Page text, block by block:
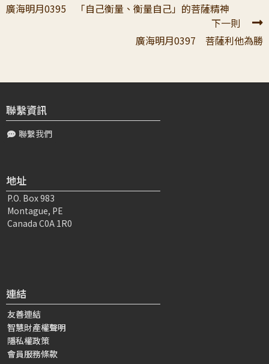
10-12行的师父开示。在394讲，师父的开示引用了佛陀的
張〇〇2022-01-23 03:48:13
感恩老師帶著弟子學習從公案中認識菩薩，體會祂背後的真
孫〇〇
頂禮老師 宗: 所錚事:菩薩戒是否可以開殺生戒 所立法:1.要多
生多劫地修菩薩道2.善巧方便成就大悲的菩薩3.受了菩薩戒
敬呈大寶恩師勝尊具大悲者足: 弟子在這講學習得到不同啓
示及疑惑，很想請益老師: 佛陀開許是具足嚴持菩薩戒、多
生多劫具足愛他勝自的...
陳〇〇
廣海明月0395 「自己衡量、衡量自己」的菩薩精神
下一則
廣海明月0397 菩薩利他為勝
聯繫資訊
聯繫我們
地址
P.O. Box 983
Montague, PE
Canada C0A 1R0
連結
友善連結
智慧財產權聲明
隱私權政策
會員服務條款